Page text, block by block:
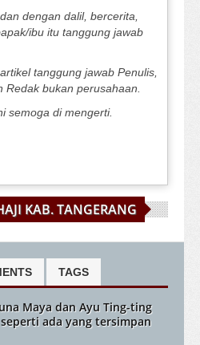
dengan dalil, bercerita,
ibu itu tanggung jawab
tanggung jawab Penulis,
Redak bukan perusahaan.
semoga di mengerti.
KAB. TANGERANG
TAGS
Maya dan Ayu Ting-ting
ada yang tersimpan